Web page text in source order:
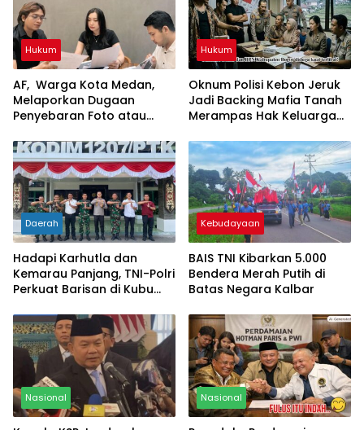
Hukum
AF, Warga Kota Medan,
Melaporkan Dugaan
Penyebaran Foto atau
Asusila
Hukum
Oknum Polisi Kebon Jeruk
Jadi Backing Mafia Tanah
Merampas Hak Keluarga
Sutarman
Daerah
Hadapi Karhutla dan
Kemarau Panjang, TNI-Polri
Perkuat Barisan di Kubu
Kebudayaan
BAIS TNI Kibarkan 5.000
Bendera Merah Putih di
Batas Negara Kalbar
Nasional Nasional